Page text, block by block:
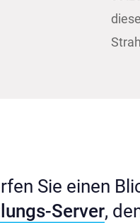
Sie einen
Server,